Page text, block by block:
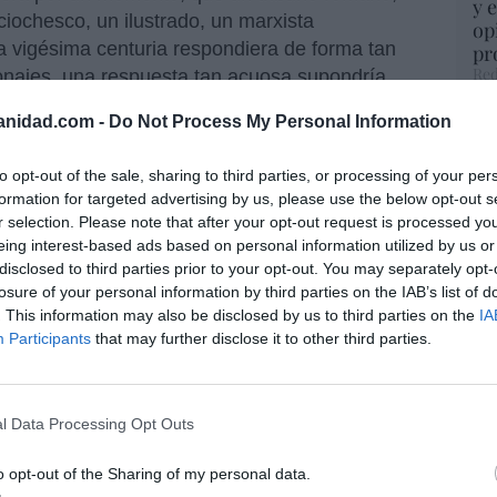
- Do Not Process My Personal Information
opt-out of the sale, sharing to third parties, or processing of your
for targeted advertising by us, please use the below opt-out
selection. Please note that after your opt-out request is processed
interest-based ads based on personal information utilized by us
to third parties prior to your opt-out. You may separately
of your personal information by third parties on the IAB’s list of
This information may also be disclosed by us to third parties on the
Participants that may further disclose it to other third parties.
Data Processing Opt Outs
opt-out of the Sharing of my personal data.
un ilustrado, un marxista
vigésima centuria respondiera de forma tan
una respuesta tan acuosa supondría
avanza cuando sus miembros tienen
Siempre es mejor tener un objetivo que
inflamar los ánimos, pero lo segundo
producir románticos, lo segundo
tiranos, lo segundo suicidas. Además, el
que conozco del egoísmo. El Vive y deja
amistad, de la camaradería, de la
es más grave, de la taberna. Egoísmo en
ser human soporta mejor la injuria que el
aburrido del snobismo occidental, recupera
buscando el paraíso londinense.
que el Islam inmisericorde: el vacío de un
de la vida pública pero que, sobre todo, lo
y